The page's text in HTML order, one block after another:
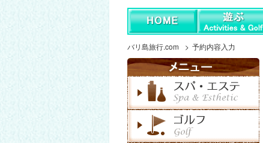
バリ島旅行.com 予約内容入力